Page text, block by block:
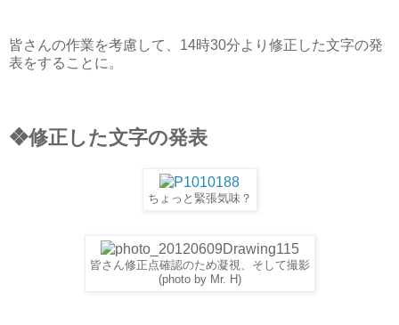
皆さんの作業を考慮して、14時30分より修正した文字の発
表をすることに。
❖修正した文字の発表
ちょっと緊張気味？
皆さん修正点確認のため凝視、そして撮影
(photo by Mr. H)